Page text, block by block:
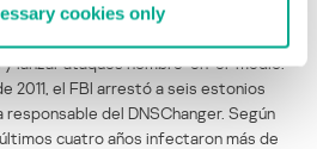
cookies only
abusan de la
lanzar ataques hombre-en-el-medio.
2011, el FBI arrestó a seis estonios
del DNSChanger. Según
cuatro años infectaron más de